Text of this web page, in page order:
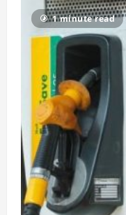
Kerajaan
dan
Tentera
Dapat
Diskaun
Peratus
ETS
Intercity
1 minute read